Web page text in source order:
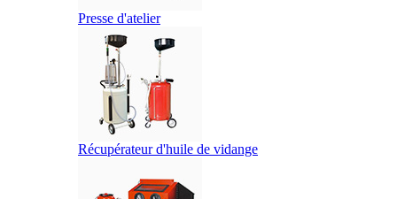
Presse d'atelier
Récupérateur d'huile de vidange